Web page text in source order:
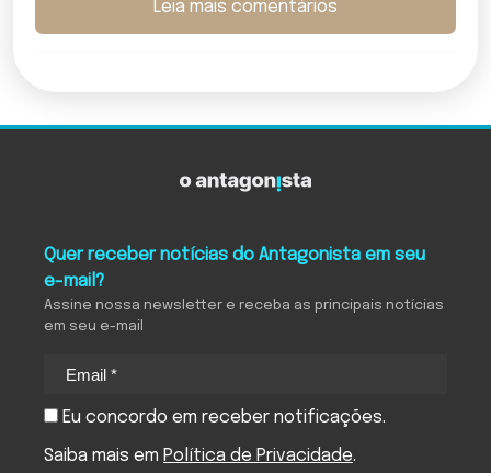
Leia mais comentários
Quer receber notícias do Antagonista em seu
e-mail?
Assine nossa newsletter e receba as principais notícias
em seu e-mail
Eu concordo em receber notificações.
Saiba mais em Política de Privacidade.